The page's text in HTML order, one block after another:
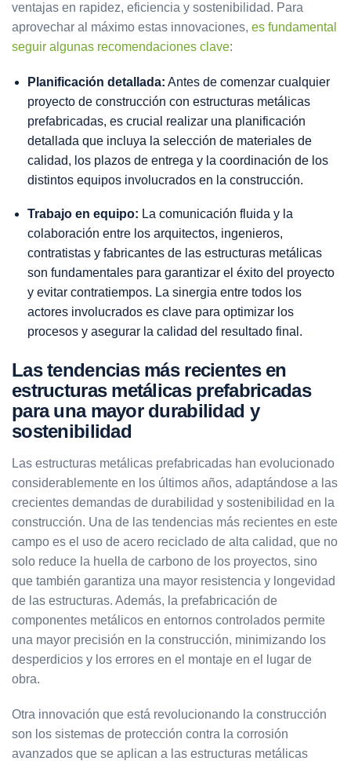
ventajas en rapidez, eficiencia y sostenibilidad. Para
aprovechar al máximo estas innovaciones, es fundamental
seguir algunas recomendaciones clave:
Planificación detallada: Antes de comenzar cualquier
proyecto de construcción con estructuras metálicas
prefabricadas, es crucial realizar una planificación
detallada que incluya la selección de materiales de
calidad, los plazos de entrega y la coordinación de los
distintos equipos involucrados en la construcción.
Trabajo en equipo: La comunicación fluida y la
colaboración entre los arquitectos, ingenieros,
contratistas y fabricantes de las estructuras metálicas
son fundamentales para garantizar el éxito del proyecto
y evitar contratiempos. La sinergia entre todos los
actores involucrados es clave para optimizar los
procesos y asegurar la calidad del resultado final.
Las tendencias más recientes en
estructuras metálicas prefabricadas
para una mayor durabilidad y
sostenibilidad
Las estructuras metálicas prefabricadas han evolucionado
considerablemente en los últimos años, adaptándose a las
crecientes demandas de durabilidad y sostenibilidad en la
construcción. Una de las tendencias más recientes en este
campo es el uso de acero reciclado de alta calidad, que no
solo reduce la huella de carbono de los proyectos, sino
que también garantiza una mayor resistencia y longevidad
de las estructuras. Además, la prefabricación de
componentes metálicos en entornos controlados permite
una mayor precisión en la construcción, minimizando los
desperdicios y los errores en el montaje en el lugar de
obra.
Otra innovación que está revolucionando la construcción
son los sistemas de protección contra la corrosión
avanzados que se aplican a las estructuras metálicas